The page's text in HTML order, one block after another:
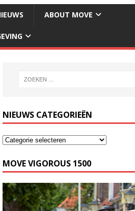
ABOUT MOVE
NIEUWS CATEGORIEËN
MOVE VIGOROUS 1500